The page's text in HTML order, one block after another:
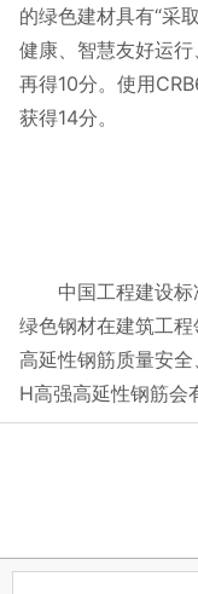
的绿色建材具有“采
健康、智慧友好运
再得10分。使用
获得14分。
中国工程建设标
绿色钢材在建筑工
高延性钢筋质量安
H高强高延性钢筋会